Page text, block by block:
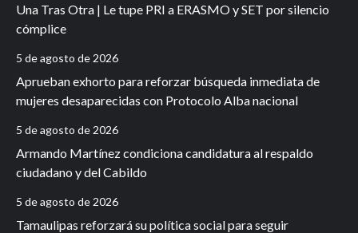
Una Tras Otra | Le tupe PRI a ERASMO y SET por silencio
cómplice
5 de agosto de 2026
Aprueban exhorto para reforzar búsqueda inmediata de
mujeres desaparecidas con Protocolo Alba nacional
5 de agosto de 2026
Armando Martínez condiciona candidatura al respaldo
ciudadano y del Cabildo
5 de agosto de 2026
Tamaulipas reforzará su política social para seguir